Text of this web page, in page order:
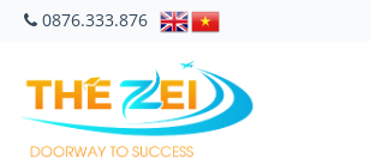
0876.333.876